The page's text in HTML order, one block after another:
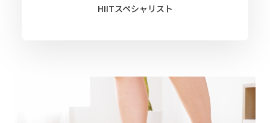
HIITスペシャリスト